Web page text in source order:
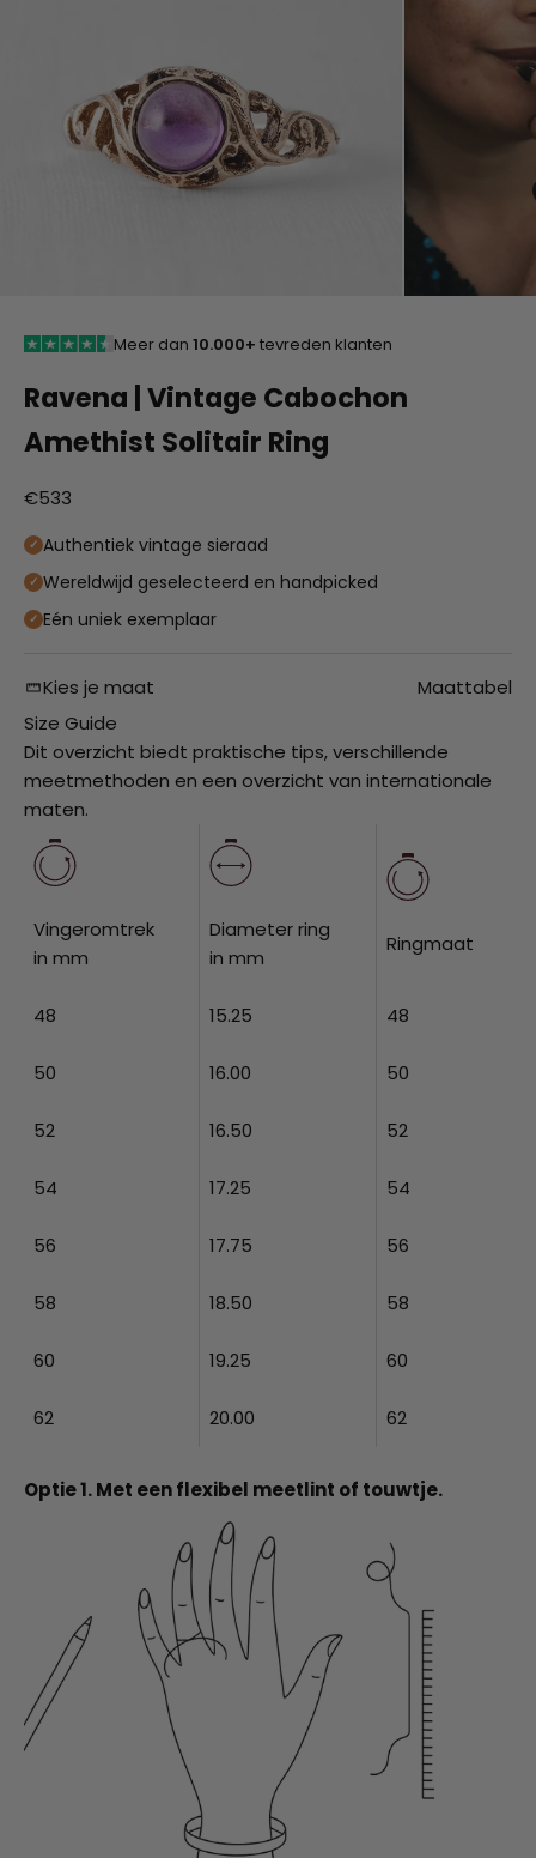
Meer dan 10.000+ tevreden klanten
Ravena | Vintage Cabochon
Amethist Solitair Ring
Aanbiedingsprijs
€533
Authentiek vintage sieraad
Wereldwijd geselecteerd en handpicked
Eén uniek exemplaar
Kies je maat
Maattabel
Size Guide
Dit overzicht biedt praktische tips, verschillende
meetmethoden en een overzicht van internationale
maten.
Vingeromtrek
in mm
Diameter ring
in mm
Ringmaat
48 15.25 48
50 16.00 50
52 16.50 52
54 17.25 54
56 17.75 56
58 18.50 58
60 19.25 60
62 20.00 62
Optie 1. Met een flexibel meetlint of touwtje.